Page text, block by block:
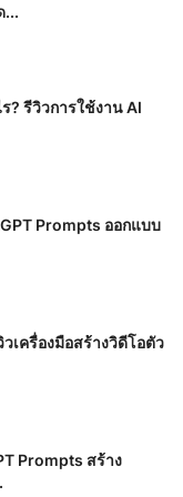
...
? รีวิวการใช้งาน AI
Prompts ออกแบบ
เครื่องมือสร้างวิดีโอตัว
Prompts สร้าง